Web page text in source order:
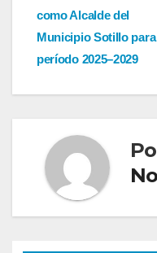
de
entradas
como Alcalde del
Municipio Sotillo
período 2025–2029